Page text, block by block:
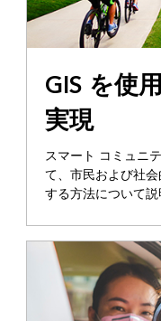
GIS を使
実現
スマート コミュニ
て、市民および社
する方法について説